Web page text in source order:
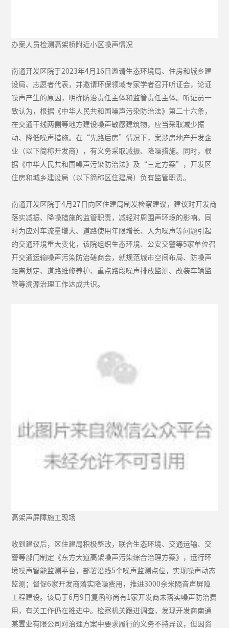
办案人员检测高架桥附近小区噪声情况
南通开发区院于2023年4月16日邀请生态环境局、住房和城乡建
设局、志愿者代表，并邀请环保领域专家学者召开听证会，论证
噪声产生的原因，明确防治责任主体和监管责任主体。听证员一
致认为，根据《中华人民共和国噪声污染防治法》第二十六条，
在交通干线两侧等地方建设噪声敏感建筑物，应当采取减少振
动、降低噪声措施。在“先路后房”情况下，案涉房地产开发企
业（以下简称开发商），有义务采取减振、降噪措施。同时，根
据《中华人民共和国噪声污染防治法》及“三定方案”，开发区
住房和城乡建设局（以下简称区住建局）负有监管职责。
南通开发区院于4月27日向区住建局制发检察建议，建议对开发商
落实减振、降噪措施的监管职责，减轻对周围声环境的影响。同
时为应对车流量增大、道路使用年限增长、人为噪声等问题引起
的交通环境重大变化，该院组织生态环境、公安交警等5家单位召
开交通运输噪声污染防治磋商会，就规范城市空间布局、防噪声
距离划定、道路维修养护、重点路段噪声排放监测、改装车辆监
管等溯源治理工作达成共识。
高架声屏障施工现场
收到建议后，区住建局积极整改，联合生态环境、交通运输、交
警等部门制定《东方大道高架噪声污染综合治理方案》，运行环
境噪声智能监测平台，部署沿线5个噪声监测点位，实现噪声动态
监测；督促6家开发商落实降噪费用，推进3000余米隔音声屏障
工程建设。该局于6月9日复函称尚有1家开发商未落实噪声防治费
用，有关工作仍在推进中。检察机关跟进调查，发现开发商南通
某置业有限公司对治理方案中要求履行的义务不持异议，但因资